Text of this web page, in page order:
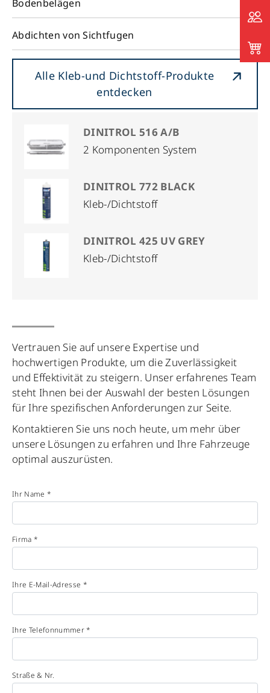
Bodenbelägen
Abdichten von Sichtfugen
Alle Kleb-und Dichtstoff-Produkte
entdecken
DINITROL 516 A/B
2 Komponenten System
DINITROL 772 BLACK
Kleb-/Dichtstoff
DINITROL 425 UV GREY
Kleb-/Dichtstoff
Vertrauen Sie auf unsere Expertise und
hochwertigen Produkte, um die Zuverlässigkeit
und Effektivität zu steigern. Unser erfahrenes Team
steht Ihnen bei der Auswahl der besten Lösungen
für Ihre spezifischen Anforderungen zur Seite.
Kontaktieren Sie uns noch heute, um mehr über
unsere Lösungen zu erfahren und Ihre Fahrzeuge
optimal auszurüsten.
Ihr Name *
Firma *
Ihre E-Mail-Adresse *
Ihre Telefonnummer *
Straße & Nr.